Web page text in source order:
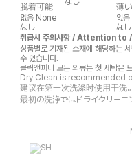
脱着可能
なし
薄
없음 None
なし
없음
なし
취급시 주의사항 / Attention to
상품별로 기재된 소재에 해당하는
수 있습니다.
클릭앤퍼니 모든 의류는 첫 세탁은
Dry Clean is recommended
建议在第一次洗涤时使用干洗。
最初の洗浄ではドライクリーニ